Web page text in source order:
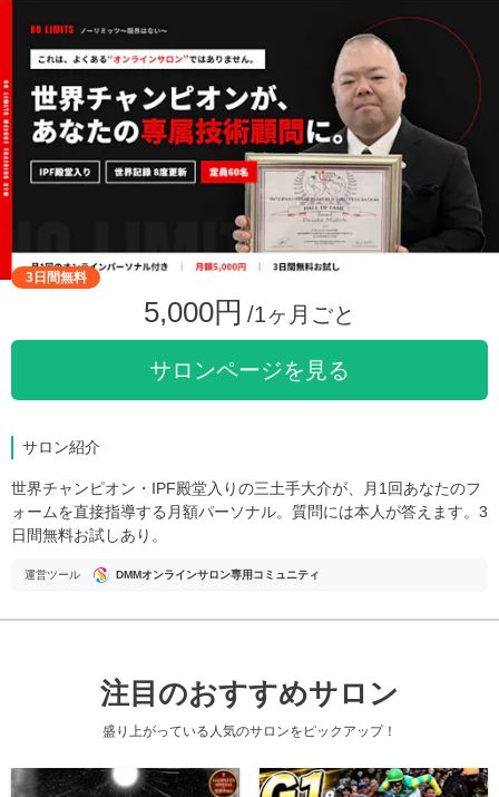
3日間無料
5,000円 /1ヶ月ごと
サロンページを見る
サロン紹介
世界チャンピオン・IPF殿堂入りの三土手大介が、月1回あなたのフ
ォームを直接指導する月額パーソナル。質問には本人が答えます。3
日間無料お試しあり。
運営ツール DMMオンラインサロン専用コミュニティ
注目のおすすめサロン
盛り上がっている人気のサロンをピックアップ！